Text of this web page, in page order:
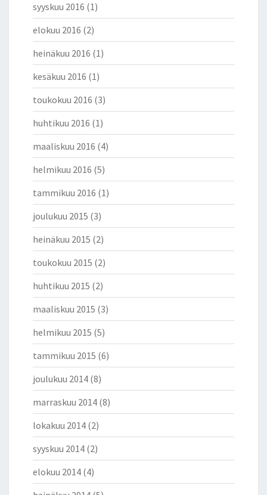
syyskuu 2016 (1)
elokuu 2016 (2)
heinäkuu 2016 (1)
kesäkuu 2016 (1)
toukokuu 2016 (3)
huhtikuu 2016 (1)
maaliskuu 2016 (4)
helmikuu 2016 (5)
tammikuu 2016 (1)
joulukuu 2015 (3)
heinäkuu 2015 (2)
toukokuu 2015 (2)
huhtikuu 2015 (2)
maaliskuu 2015 (3)
helmikuu 2015 (5)
tammikuu 2015 (6)
joulukuu 2014 (8)
marraskuu 2014 (8)
lokakuu 2014 (2)
syyskuu 2014 (2)
elokuu 2014 (4)